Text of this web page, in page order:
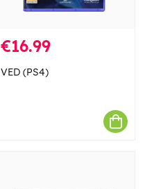
€16.99
VED (PS4)